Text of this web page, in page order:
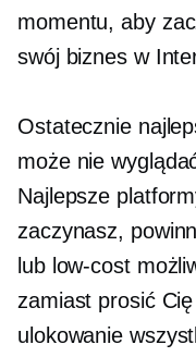
momentu, aby
swój biznes w
Ostatecznie
może nie
Najlepsze
zaczynasz,
lub low-cost
zamiast prosić
ulokowanie